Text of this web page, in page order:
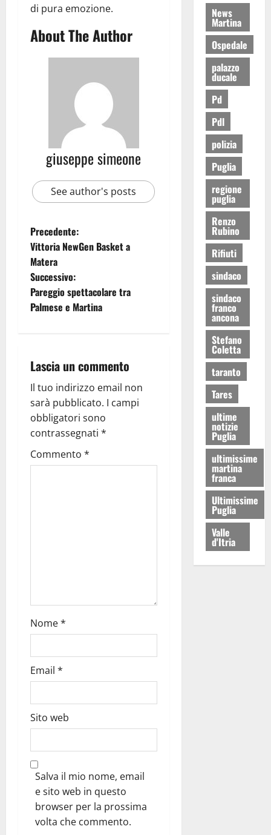
di pura emozione.
About The Author
giuseppe simeone
See author's posts
Precedente:
Vittoria NewGen Basket a
Matera
Successivo:
Pareggio spettacolare tra
Palmese e Martina
Lascia un commento
Il tuo indirizzo email non
sarà pubblicato. I campi
obbligatori sono
contrassegnati *
Commento *
Nome*
Email *
Sito web
Salva il mio nome, email
e sito web in questo
browser per la prossima
volta che commento.
News
Martina
Ospedale
palazzo
ducale
Pd
Pdl
polizia
Puglia
regione
puglia
Renzo
Rubino
Rifiuti
sindaco
sindaco
franco
ancona
Stefano
Coletta
taranto
Tares
ultime
notizie
Puglia
ultimissime
martina
franca
Ultimissime
Puglia
Valle
d'Itria